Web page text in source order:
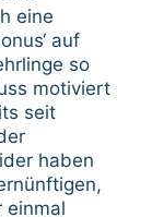
eine
auf
so
motiviert
seit
haben
einmal